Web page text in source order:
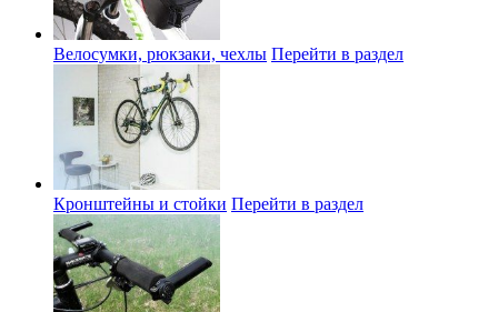
Велосумки, рюкзаки, чехлы Перейти в раздел
Кронштейны и стойки Перейти в раздел